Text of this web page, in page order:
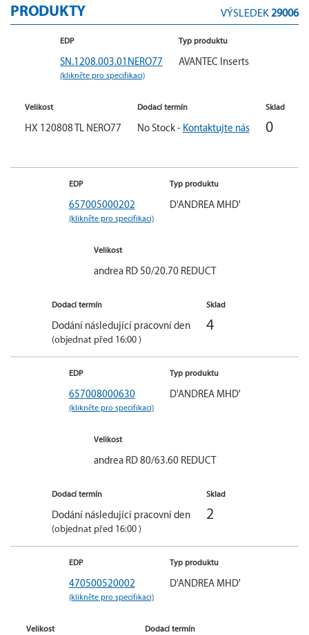
PRODUKTY VÝSLEDEK29006
EDP
SN.1208.003.01NERO77
(klikněte pro specifikaci)
Typ produktu
AVANTEC Inserts
Velikost
HX 120808 TL NERO77
Dodací termín
No Stock - Kontaktujte nás
Sklad
0
EDP
657005000202
(klikněte pro specifikaci)
Typ produktu
D'ANDREA MHD'
Velikost
andrea RD 50/20.70 REDUCT
Dodací termín
Dodání následující pracovní den
(objednat před 16:00 )
Sklad
4
EDP
657008000630
(klikněte pro specifikaci)
Typ produktu
D'ANDREA MHD'
Velikost
andrea RD 80/63.60 REDUCT
Dodací termín
Dodání následující pracovní den
(objednat před 16:00 )
Sklad
2
EDP
470500520002
(klikněte pro specifikaci)
Typ produktu
D'ANDREA MHD'
Velikost Dodací termín